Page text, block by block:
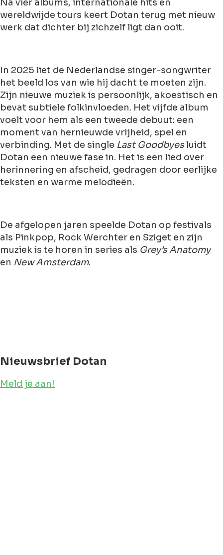
Na vier albums, internationale hits en
wereldwijde tours keert Dotan terug met nieuw
werk dat dichter bij zichzelf ligt dan ooit.
In 2025 liet de Nederlandse singer-songwriter
het beeld los van wie hij dacht te moeten zijn.
Zijn nieuwe muziek is persoonlijk, akoestisch en
bevat subtiele folkinvloeden. Het vijfde album
voelt voor hem als een tweede debuut: een
moment van hernieuwde vrijheid, spel en
verbinding. Met de single Last Goodbyesluidt
Dotan een nieuwe fase in. Het is een lied over
herinnering en afscheid, gedragen door eerlijke
teksten en warme melodieën.
De afgelopen jaren speelde Dotan op festivals
als Pinkpop, Rock Werchter en Sziget en zijn
muziek is te horen in series als Grey’s Anatomy
en New Amsterdam.
Nieuwsbrief Dotan
Meld je aan!